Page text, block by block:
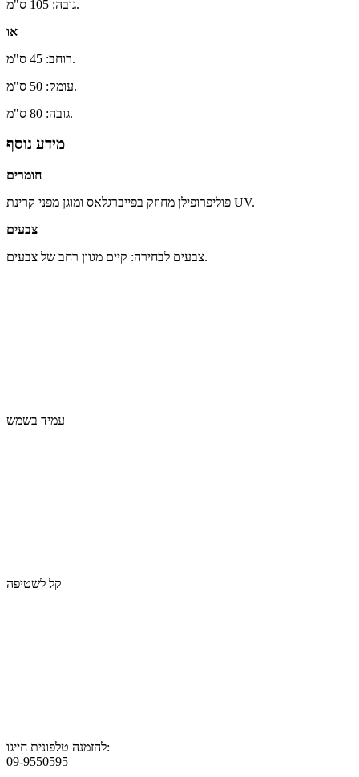
גובה: 105 ס"מ.
או
רוחב: 45 ס"מ.
עומק: 50 ס"מ.
גובה: 80 ס"מ.
מידע נוסף
חומרים
פוליפרופילן מחוזק בפייברגלאס ומוגן מפני קרינת UV.
צבעים
צבעים לבחירה: קיים מגוון רחב של צבעים.
עמיד בשמש
קל לשטיפה
להזמנה טלפונית חייגו:
09-9550595